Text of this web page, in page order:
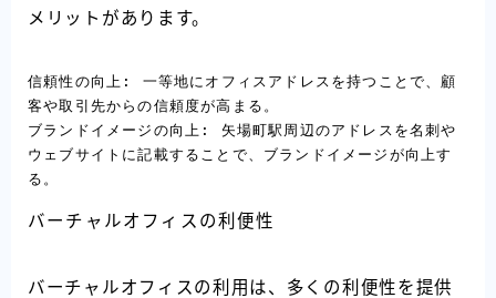
メリットがあります。
信頼性の向上: 一等地にオフィスアドレスを持つことで、顧
客や取引先からの信頼度が高まる。
ブランドイメージの向上: 矢場町駅周辺のアドレスを名刺や
ウェブサイトに記載することで、ブランドイメージが向上す
る。
バーチャルオフィスの利便性
バーチャルオフィスの利用は、多くの利便性を提供